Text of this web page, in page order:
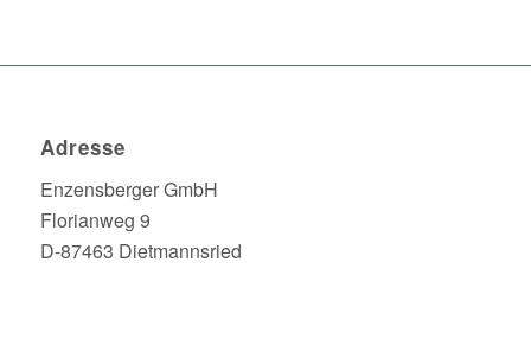
Adresse
Enzensberger GmbH
Florianweg 9
D-87463 Dietmannsried